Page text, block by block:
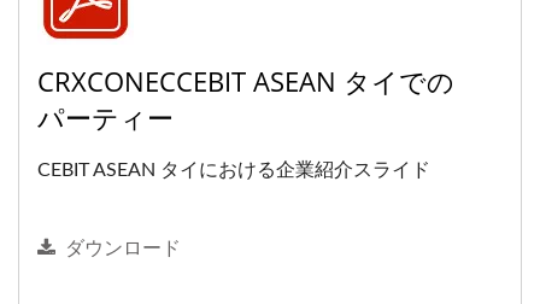
CRXCONECCEBIT ASEAN タイでの
パーティー
CEBIT ASEAN タイにおける企業紹介スライド
ダウンロード